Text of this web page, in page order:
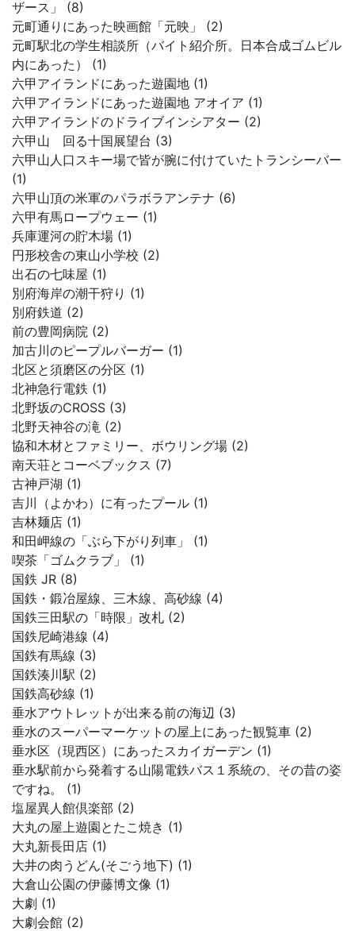
ザース」 (8)
元町通りにあった映画館「元映」 (2)
元町駅北の学生相談所（バイト紹介所。日本合成ゴムビル
内にあった） (1)
六甲アイランドにあった遊園地 (1)
六甲アイランドにあった遊園地 アオイア (1)
六甲アイランドのドライブインシアター (2)
六甲山 回る十国展望台 (3)
六甲山人口スキー場で皆が腕に付けていたトランシーバー
(1)
六甲山頂の米軍のパラボラアンテナ (6)
六甲有馬ロープウェー (1)
兵庫運河の貯木場 (1)
円形校舎の東山小学校 (2)
出石の七味屋 (1)
別府海岸の潮干狩り (1)
別府鉄道 (2)
前の豊岡病院 (2)
加古川のピープルバーガー (1)
北区と須磨区の分区 (1)
北神急行電鉄 (1)
北野坂のCROSS (3)
北野天神谷の滝 (2)
協和木材とファミリー、ボウリング場 (2)
南天荘とコーベブックス (7)
古神戸湖 (1)
吉川（よかわ）に有ったプール (1)
吉林麺店 (1)
和田岬線の「ぶら下がり列車」 (1)
喫茶「ゴムクラブ」 (1)
国鉄 JR (8)
国鉄・鍛冶屋線、三木線、高砂線 (4)
国鉄三田駅の「時限」改札 (2)
国鉄尼崎港線 (4)
国鉄有馬線 (3)
国鉄湊川駅 (2)
国鉄高砂線 (1)
垂水アウトレットが出来る前の海辺 (3)
垂水のスーパーマーケットの屋上にあった観覧車 (2)
垂水区（現西区）にあったスカイガーデン (1)
垂水駅前から発着する山陽電鉄バス１系統の、その昔の姿
ですね。 (1)
塩屋異人館倶楽部 (2)
大丸の屋上遊園とたこ焼き (1)
大丸新長田店 (1)
大井の肉うどん(そごう地下) (1)
大倉山公園の伊藤博文像 (1)
大劇 (1)
大劇会館 (2)